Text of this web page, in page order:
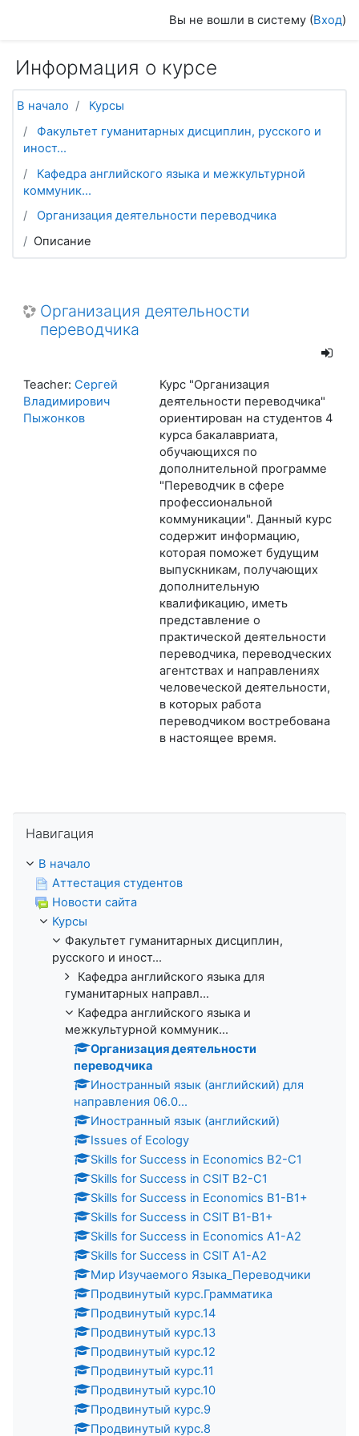
Вы не вошли в систему (Вход)
Информация о курсе
В начало
Курсы
Факультет гуманитарных дисциплин, русского и
иност...
Кафедра английского языка и межкультурной
коммуник...
Организация деятельности переводчика
Описание
Организация деятельности
переводчика
Курс "Организация
деятельности переводчика"
ориентирован на студентов 4
курса бакалавриата,
обучающихся по
дополнительной программе
"Переводчик в сфере
профессиональной
коммуникации". Данный курс
содержит информацию,
которая поможет будущим
выпускникам, получающих
дополнительную
квалификацию, иметь
представление о
практической деятельности
переводчика, переводческих
агентствах и направлениях
человеческой деятельности,
в которых работа
переводчиком востребована
в настоящее время.
Teacher: Сергей
Владимирович
Пыжонков
Навигация
В начало
Аттестация студентов
Новости сайта
Курсы
Факультет гуманитарных дисциплин,
русского и иност...
Кафедра английского языка для
гуманитарных направл...
Кафедра английского языка и
межкультурной коммуник...
Организация деятельности
переводчика
Иностранный язык (английский) для
направления 06.0...
Иностранный язык (английский)
Issues of Ecology
Skills for Success in Economics B2-C1
Skills for Success in CSIT B2-C1
Skills for Success in Economics B1-B1+
Skills for Success in CSIT B1-B1+
Skills for Success in Economics A1-A2
Skills for Success in CSIT A1-A2
Мир Изучаемого Языка_Переводчики
Продвинутый курс.Грамматика
Продвинутый курс.14
Продвинутый курс.13
Продвинутый курс.12
Продвинутый курс.11
Продвинутый курс.10
Продвинутый курс.9
Продвинутый курс.8